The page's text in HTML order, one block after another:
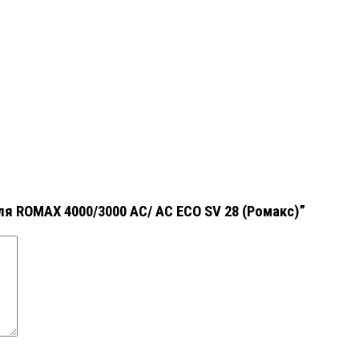
4000/3000 АС/ AC ECO SV 28 (Ромакс)”